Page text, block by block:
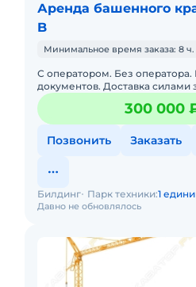
Аренда башенного
B
Минимальное время заказа: 8 ч.
С оператором. Без оператора.
документов. Доставка силами
свободна. Техника с малой
300 000
Позвонить Заказать
Давно не обновлялось
Билдинг Парк техники:1